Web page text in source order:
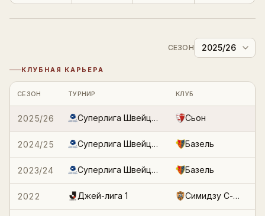
Войти
СЕЗОН 2025/26
КЛУБНАЯ КАРЬЕРА
Статистика по клубным сезонам и турнирам
СЕЗОН ТУРНИР КЛУБ
2025/26 Суперлига Швейцария Сьон
2024/25 Суперлига Швейцария Базель
2023/24 Суперлига Швейцария Базель
2022 Джей-лига 1 Симидзу С-Палс